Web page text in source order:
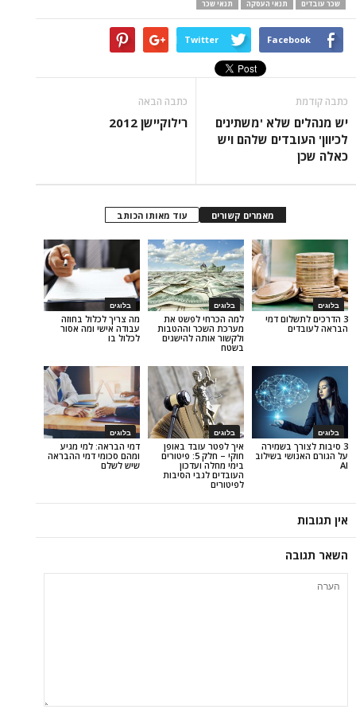
תנאי העסקה
תנאי שכר
Twitter
שלא 'משתינים
שלהם ויש
רילוקיישן 2012
עוד מאותו הכותב
בלוגים
מה צריך לכלול בחוזה
עבודה אישי ומה אסור
לכלול בו
בלוגים
למה הכרחי לפשט את
מערכת השכר וההטבות
ולקשור אותה להישגים
דמי
בלוגים
דמי הבראה: למי מגיע
ומהם סכומי דמי ההבראה
שיש לשלם
בלוגים
איך לפטר עובד באופן
חוקי – חלק 5: פיטורים
העובדים לגבי הסיבות
בשמירה
בשילוב